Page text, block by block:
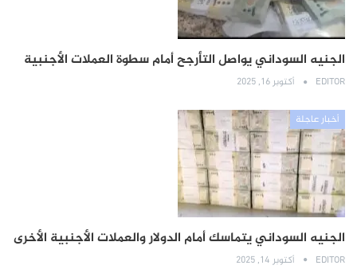
الجنيه السوداني يواصل التأرجح أمام سطوة العملات الأجنبية
EDITOR أكتوبر 16, 2025
أخبار عاجلة
الجنيه السوداني يتماسك أمام الدولار والعملات الأجنبية الأخرى
EDITOR أكتوبر 14, 2025